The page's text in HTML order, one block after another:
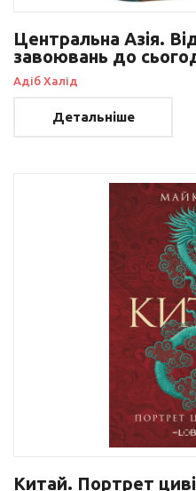
Центральна Азія.
завоювань до
Адіб Халід
Детальніше
Китай. Портрет